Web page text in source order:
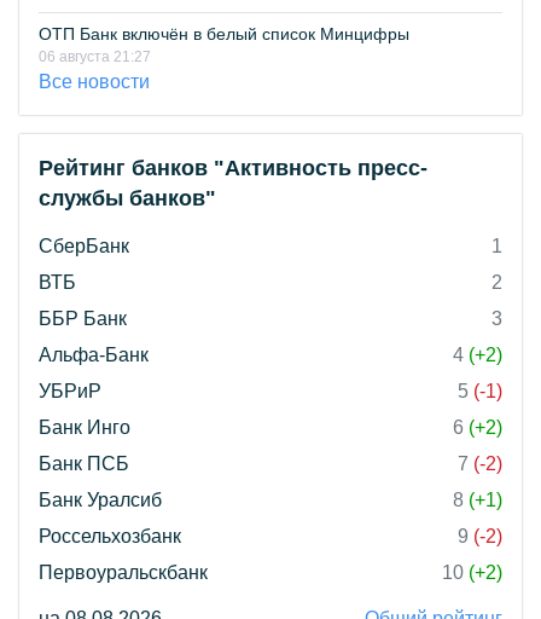
ОТП Банк включён в белый список Минцифры
06 августа 21:27
Все новости
Рейтинг банков "Активность пресс-
службы банков"
СберБанк
1
ВТБ
2
ББР Банк
3
Альфа-Банк
4 (+2)
УБРиР
5 (-1)
Банк Инго
6 (+2)
Банк ПСБ
7 (-2)
Банк Уралсиб
8 (+1)
Россельхозбанк
9 (-2)
Первоуральскбанк
10 (+2)